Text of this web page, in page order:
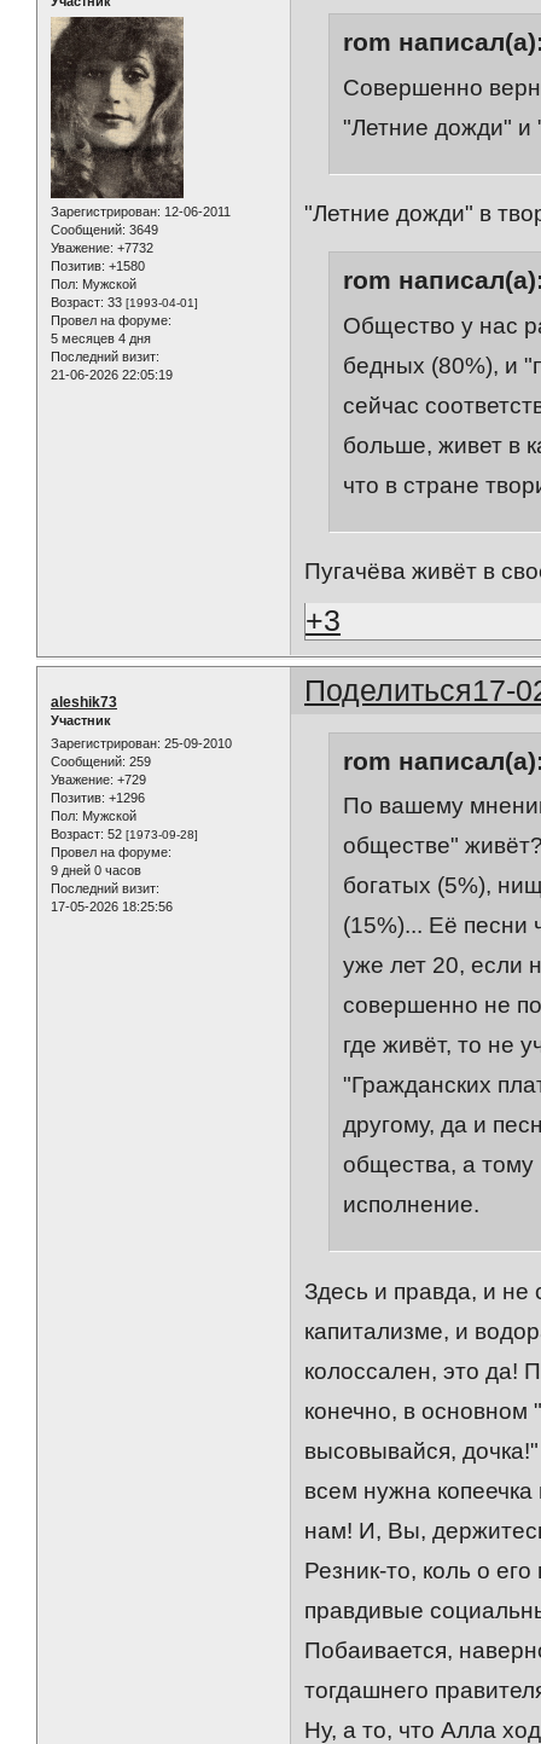
Зарегистрирован: 12-06-2011
Сообщений: 3649
Уважение: +7732
Позитив: +1580
Пол: Мужской
Возраст: 33 [1993-04-01]
Провел на форуме:
5 месяцев 4 дня
Последний визит:
21-06-2026 22:05:19
rom
Совершенно
"Летние дожди" и
"Летние дожди" в
rom
Общество у нас
бедных (80%), и
сейчас
больше, живет в
что в стране
Пугачёва живёт в
+3
Поделиться17-
aleshik73
Участник
Зарегистрирован: 25-09-2010
Сообщений: 259
Уважение: +729
Позитив: +1296
Пол: Мужской
Возраст: 52 [1973-09-28]
Провел на форуме:
9 дней 0 часов
Последний визит:
17-05-2026 18:25:56
rom
По вашему
обществе"
богатых (5%),
(15%)... Её песни
уже лет 20, если
совершенно не
где живёт, то не
"Гражданских
другому, да и
общества, а тому
исполнение.
Здесь и правда, и
капитализме, и
колоссален, это да!
конечно, в основном
высовывайся,
всем нужна
нам! И, Вы,
Резник-то, коль о
правдивые
Побаивается,
тогдашнего
Ну, а то, что Алла